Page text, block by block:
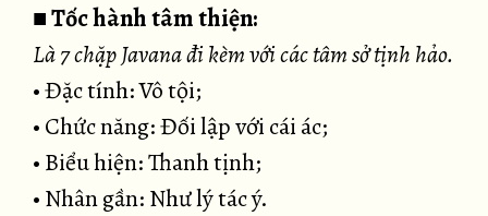
■Tốc hành tâm thiện:
Là 7 chặp Javana đi kèm với các tâm sở tịnh hảo.
• Đặc tính: Vô tội;
• Chức năng: Đối lập với cái ác;
• Biểu hiện: Thanh tịnh;
• Nhân gần: Như lý tác ý.